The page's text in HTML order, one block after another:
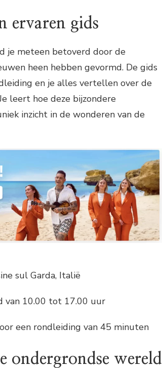
ervaren gids
je meteen betoverd door de
heen hebben gevormd. De gids
en je alles vertellen over de
leert hoe deze bijzondere
inzicht in de wonderen van de
sul Garda, Italië
van 10.00 tot 17.00 uur
een rondleiding van 45 minuten
ondergrondse wereld